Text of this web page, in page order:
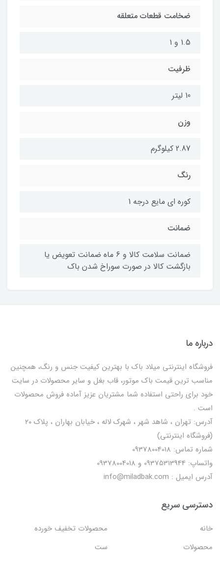
ضخامت قطعات متعلقه
1.5 و 1
ظرفیت
10 لیتر
وزن
2.87 کیلوگرم
رنگ
کوره ای مایع درجه 1
ضمانت
ضمانت سلامت کالا و 6 ماه ضمانت تعویض یا
بازگشت کالا در صورت سوراخ شدن باک
درباره ما
فروشگاه اینترنتی میلاد باک با بهترین کیفیت جنس و رنگ، همچنین
مناسب ترین قیمت باک موتور، قاب بغل و سایر محصولات در سایت
خود برای راحتی استفاده شما مشتریان عزیز آماده فروش محصولات
است .
آدرس: تهران ، شاهد شهر ، شهرک لاله ، خیابان بهاران ، پلاک ۲۰
(فروشگاه اینترنتی)
شماره تماس: 09378004018
واتساپ: 09375313944 و 09378004018
آدرس ایمیل : info@miladbak.com
دسترسی سریع
خانه
محصولات تخفیف خورده
محصولات
ست